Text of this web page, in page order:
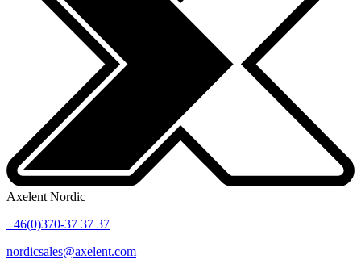
Axelent Nordic
+46(0)370-37 37 37
nordicsales@axelent.com